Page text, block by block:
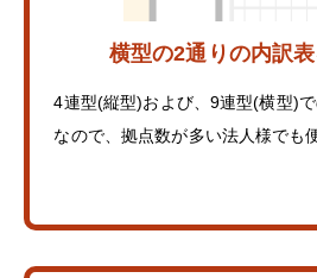
横型の2通りの内訳
4連型(縦型)および、9連型(横型)
なので、拠点数が多い法人様でも